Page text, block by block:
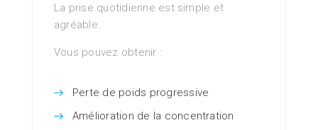
La prise quotidienne est simple et
agréable.
Vous pouvez obtenir :
Perte de poids progressive
Amélioration de la concentration